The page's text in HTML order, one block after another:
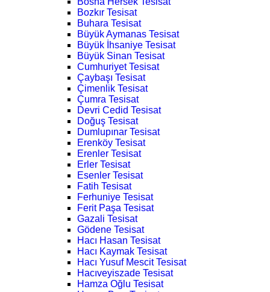
Bozkır Tesisat
Buhara Tesisat
Büyük Aymanas Tesisat
Büyük İhsaniye Tesisat
Büyük Sinan Tesisat
Cumhuriyet Tesisat
Çaybaşı Tesisat
Çimenlik Tesisat
Çumra Tesisat
Devri Cedid Tesisat
Doğuş Tesisat
Dumlupınar Tesisat
Erenköy Tesisat
Erenler Tesisat
Erler Tesisat
Esenler Tesisat
Fatih Tesisat
Ferhuniye Tesisat
Ferit Paşa Tesisat
Gazali Tesisat
Gödene Tesisat
Hacı Hasan Tesisat
Hacı Kaymak Tesisat
Hacı Yusuf Mescit Tesisat
Hacıveyiszade Tesisat
Hamza Oğlu Tesisat